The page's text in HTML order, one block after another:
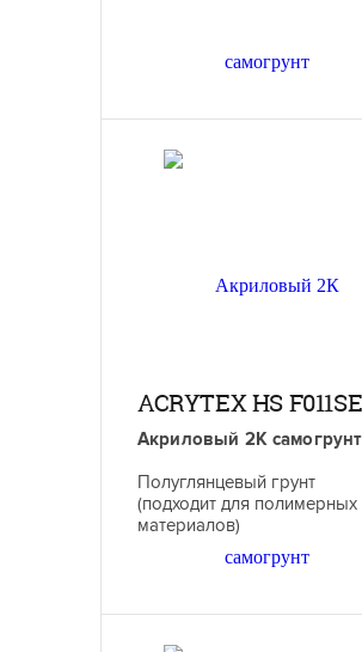
ACRYTEX HS F011SE
Акриловый 2К самогрунт
Полуглянцевый грунт
(подходит для полимерных
материалов)